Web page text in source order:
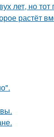
лет, но
растёт